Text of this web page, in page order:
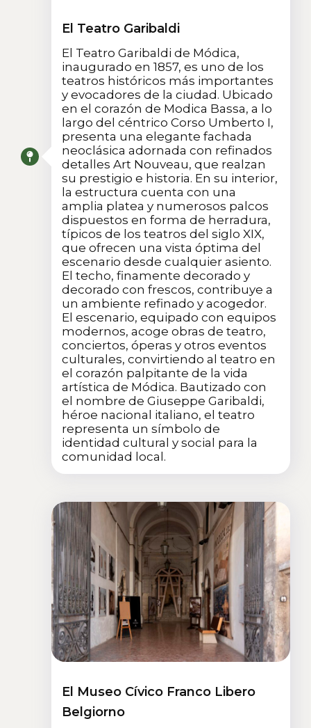
El Teatro Garibaldi
El Teatro Garibaldi de Módica,
inaugurado en 1857, es uno de los
teatros históricos más importantes
y evocadores de la ciudad. Ubicado
en el corazón de Modica Bassa, a lo
largo del céntrico Corso Umberto I,
presenta una elegante fachada
neoclásica adornada con refinados
detalles Art Nouveau, que realzan
su prestigio e historia. En su interior,
la estructura cuenta con una
amplia platea y numerosos palcos
dispuestos en forma de herradura,
típicos de los teatros del siglo XIX,
que ofrecen una vista óptima del
escenario desde cualquier asiento.
El techo, finamente decorado y
decorado con frescos, contribuye a
un ambiente refinado y acogedor.
El escenario, equipado con equipos
modernos, acoge obras de teatro,
conciertos, óperas y otros eventos
culturales, convirtiendo al teatro en
el corazón palpitante de la vida
artística de Módica. Bautizado con
el nombre de Giuseppe Garibaldi,
héroe nacional italiano, el teatro
representa un símbolo de
identidad cultural y social para la
comunidad local.
El Museo Cívico Franco Libero
Belgiorno